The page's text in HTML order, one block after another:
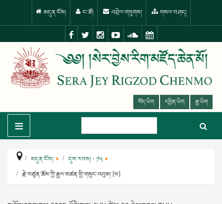
མདུན་ངོས། ང་ཚོ། འབྲེལ་གཏུགས། གསལ་བཤད།
བོད་ཡིག དབྱིན་ཡིག རྒྱ་ཡིག
≡
མདུན་ངོས།
དུས་རབས། - ༡༥
རྗེ་བཙུན་ཆོས་ཀྱི་རྒྱལ་མཚན་གྱི་གསུང་འབུམ། [ཕ]